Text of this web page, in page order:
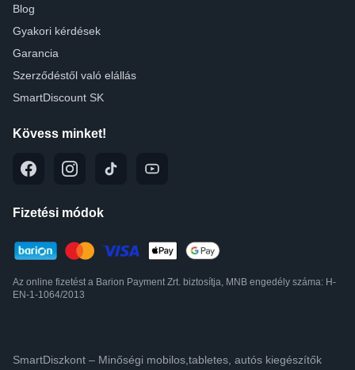
Blog
Gyakori kérdések
Garancia
Szerződéstől való elállás
SmartDiscount SK
Kövess minket!
Fizetési módok
Az online fizetést a Barion Payment Zrt. biztosítja, MNB engedély száma: H-
EN-1-1064/2013
SmartDiszkont – Minőségi mobilos,tabletes, autós kiegészítők